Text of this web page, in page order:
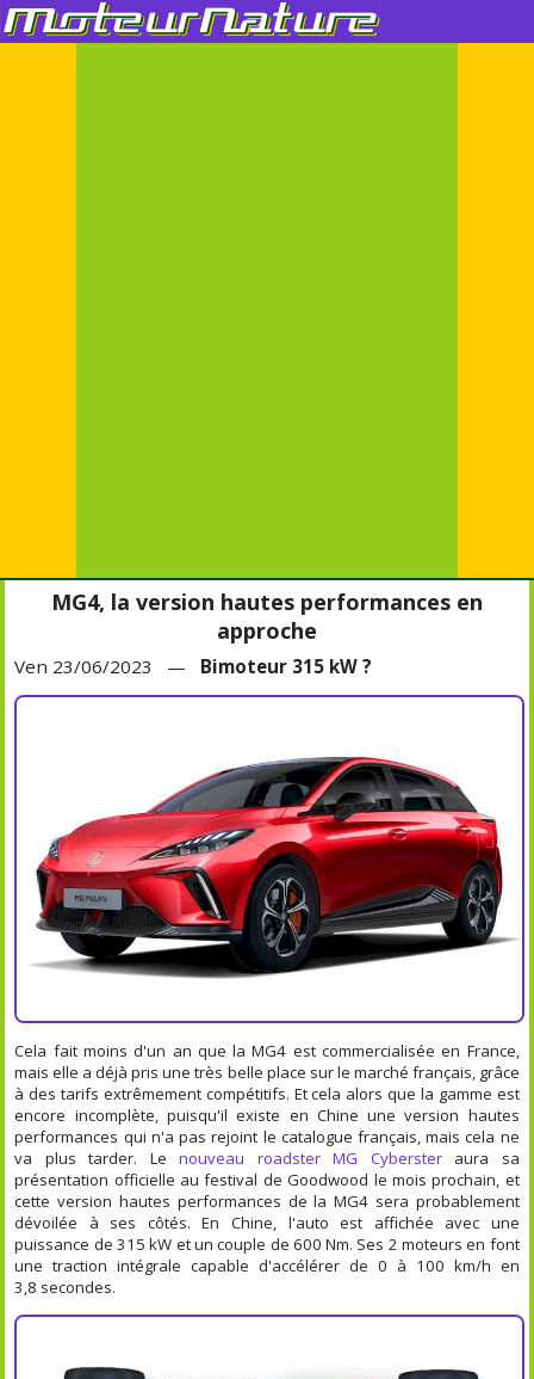
MG4, la version hautes performances en
approche
Ven 23/06/2023 — Bimoteur 315 kW ?
Cela fait moins d'un an que la MG4 est commercialisée en France,
mais elle a déjà pris une très belle place sur le marché français, grâce
à des tarifs extrêmement compétitifs. Et cela alors que la gamme est
encore incomplète, puisqu'il existe en Chine une version hautes
performances qui n'a pas rejoint le catalogue français, mais cela ne
va plus tarder. Lenouveau roadster MG Cybersteraura sa
présentation officielle au festival de Goodwood le mois prochain, et
cette version hautes performances de la MG4 sera probablement
dévoilée à ses côtés. En Chine, l'auto est affichée avec une
puissance de 315 kW et un couple de 600 Nm. Ses 2 moteurs en font
une traction intégrale capable d'accélérer de 0 à 100 km/h en
3,8 secondes.